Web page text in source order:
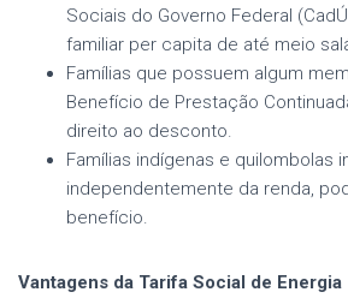
Sociais do Governo Federal
familiar per capita de até meio
Famílias que possuem algum
Benefício de Prestação
direito ao desconto.
Famílias indígenas e quilombolas
independentemente da renda,
benefício.
Vantagens da Tarifa Social de Energia